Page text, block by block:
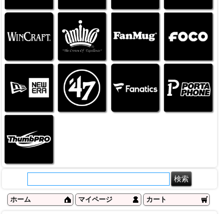
ホーム マイページ カート